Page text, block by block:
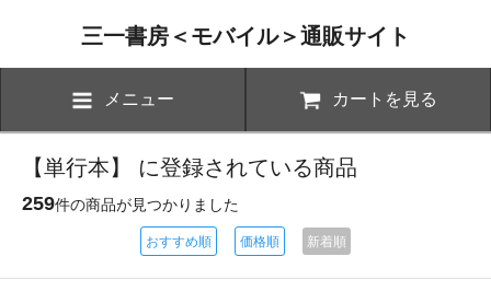
三一書房＜モバイル＞通販サイト
メニュー カートを見る
【単行本】 に登録されている商品
259件の商品が見つかりました
おすすめ順 価格順 新着順